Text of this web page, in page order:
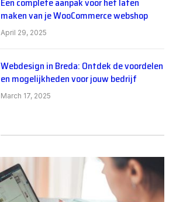
maken van je WooCommerce webshop
April 29, 2025
Webdesign in Breda: Ontdek de voordelen
en mogelijkheden voor jouw bedrijf
March 17, 2025